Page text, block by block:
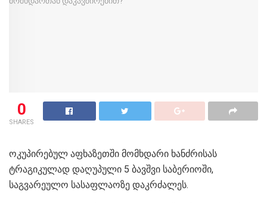
0
SHARES
ოკუპირებულ აფხაზეთში მომხდარი ხანძრისას
ტრაგიკულად დაღუპული 5 ბავშვი საბერიოში,
საგვარეულო სასაფლაოზე დაკრძალეს.